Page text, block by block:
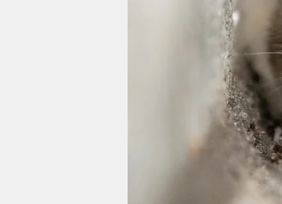
veranstaltungen
unterstützen